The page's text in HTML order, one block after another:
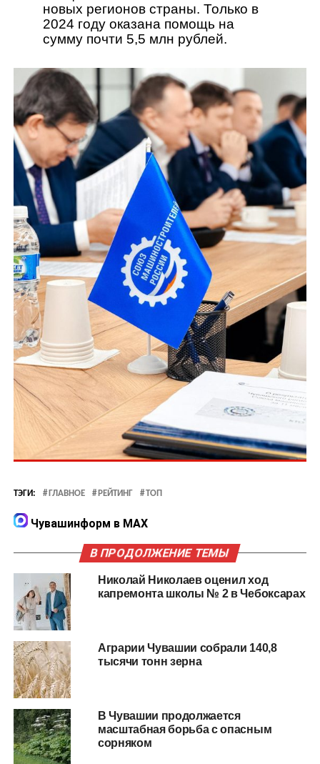
новых регионов страны. Только в
2024 году оказана помощь на
сумму почти 5,5 млн рублей.
ТЭГИ: ГЛАВНОЕ РЕЙТИНГ ТОП
Чувашинформ в MAX
В ПРОДОЛЖЕНИЕ ТЕМЫ
Николай Николаев оценил ход
капремонта школы № 2 в Чебоксарах
Аграрии Чувашии собрали 140,8
тысячи тонн зерна
В Чувашии продолжается
масштабная борьба с опасным
сорняком